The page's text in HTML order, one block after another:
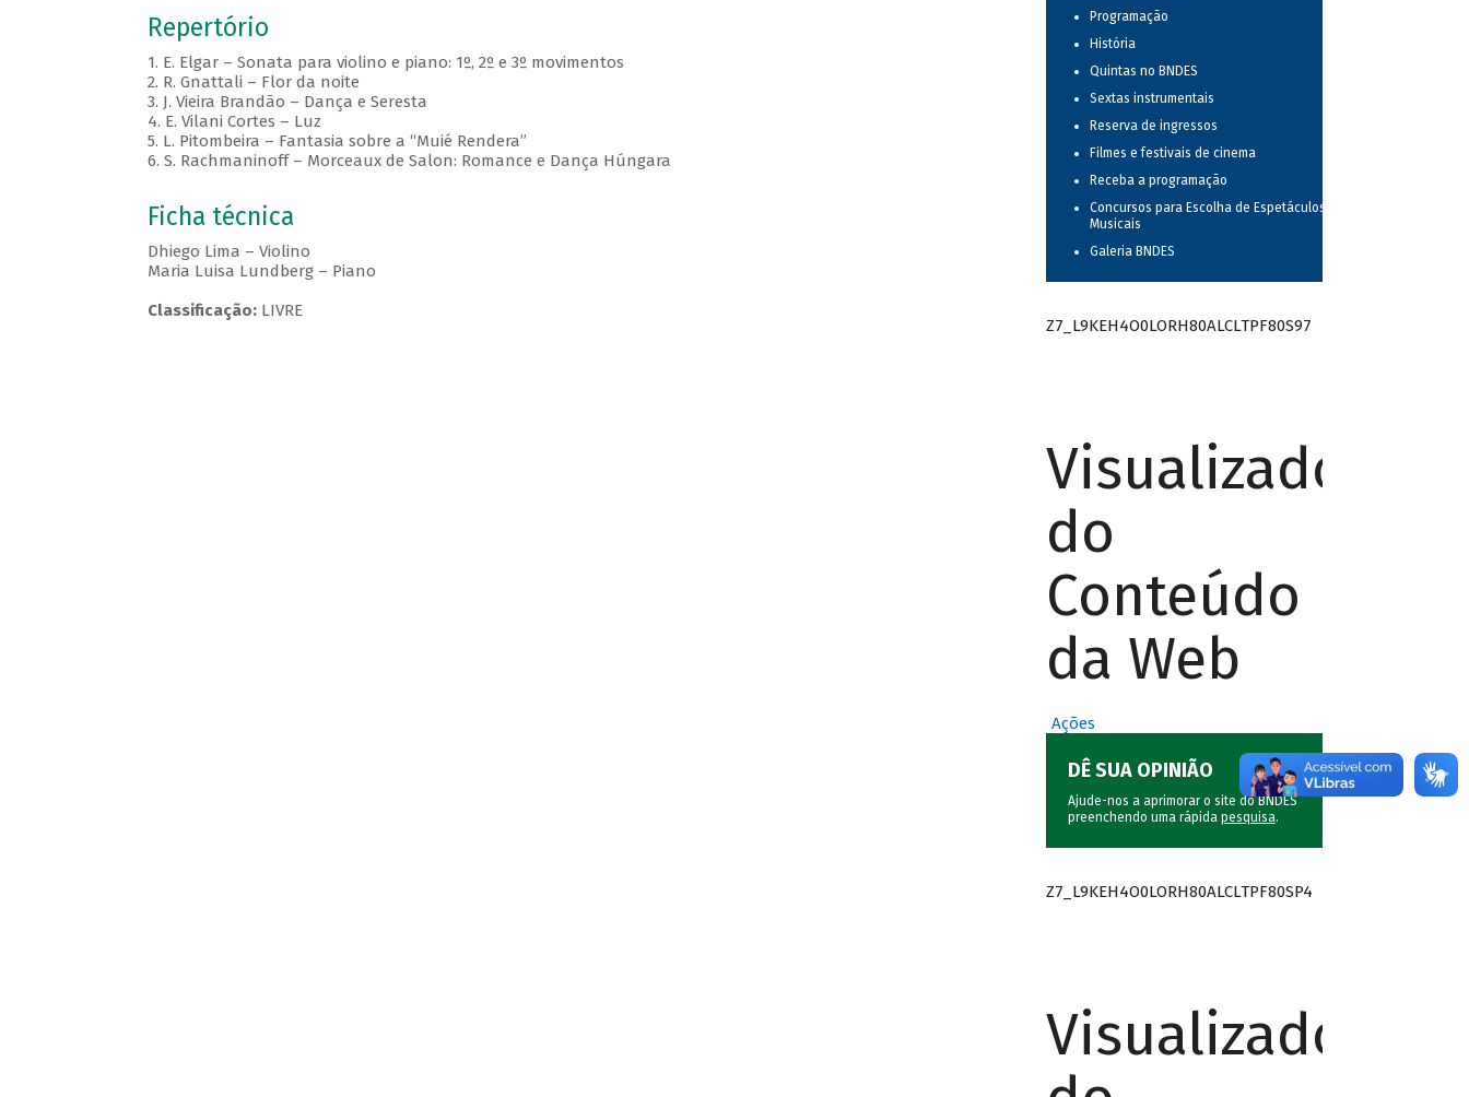
Repertório
1. E. Elgar – Sonata para violino e piano: 1º, 2º e 3º movimentos
2. R. Gnattali – Flor da noite
3. J. Vieira Brandão – Dança e Seresta
4. E. Vilani Cortes – Luz
5. L. Pitombeira – Fantasia sobre a “Muié Rendera”
6. S. Rachmaninoff – Morceaux de Salon: Romance e Dança Húngara
Ficha técnica
Dhiego Lima – Violino
Maria Luisa Lundberg – Piano
Classificação:LIVRE
Programação
História
Quintas no BNDES
Sextas instrumentais
Reserva de ingressos
Filmes e festivais de cinema
Receba a programação
Concursos para Escolha de Espetáculos
Musicais
Galeria BNDES
Z7_L9KEH4O0LORH80ALCLTPF80S97
Visualizador
do
Conteúdo
da Web
Ações
DÊ SUA OPINIÃO
Ajude-nos a aprimorar o site do BNDES
preenchendo uma rápida pesquisa.
Z7_L9KEH4O0LORH80ALCLTPF80SP4
Visualizador